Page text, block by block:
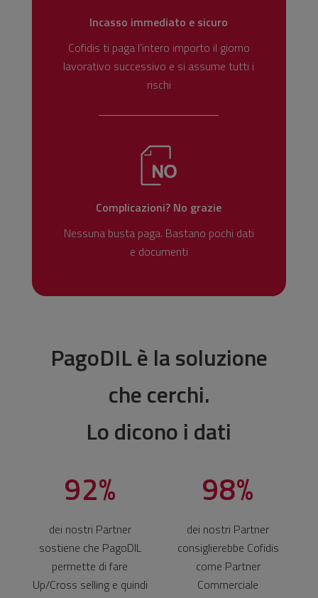
Incasso immediato e sicuro
Cofidis ti paga l’intero importo il giorno
lavorativo successivo e si assume tutti i
rischi
Complicazioni? No grazie
Nessuna busta paga. Bastano pochi dati
e documenti
PagoDIL è la soluzione
che cerchi.
Lo dicono i dati
92%
dei nostri Partner
sostiene che PagoDIL
permette di fare
Up/Cross selling e quindi
98%
dei nostri Partner
consiglierebbe Cofidis
come Partner
Commerciale